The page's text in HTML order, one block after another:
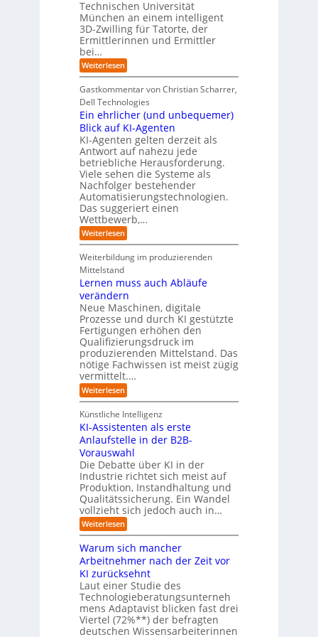
o
u
t
e
-
H
e
r
s
t
e
l
l
e
r
n
n
K
I
-
r
o
j
e
k
t
e
i
n
d
e
r
I
n
d
u
s
t
r
i
e
e
m
ö
g
l
i
c
h
e
n
d
e
s
C
b
e
r
r
s
i
k
o
,
w
a
c
h
s
e
n
d
e
R
a
n
o
m
w
a
r
e
-
G
e
f
a
h
e
s
L
e
e
n
f
ü
r
I
n
d
u
s
t
r
i
e
r
o
b
o
t
r
Technischen Universität
München an einem intelligent
3D-Zwilling für Tatorte, der
Ermittlerinnen und Ermittler
bei…
Weiterlesen:
E
n
3
D
-
Z
w
i
l
l
i
n
g
f
ü
r
T
a
t
o
r
t
e
Gastkommentar von Christian Scharrer,
Dell Technologies
Ein ehrlicher (und unbequemer)
Blick auf KI-Agenten
KI-Agenten gelten derzeit als
Antwort auf nahezu jede
betriebliche Herausforderung.
Viele sehen die Systeme als
Nachfolger bestehender
Automatisierungstechnologien.
Das suggeriert einen
Wettbewerb,…
Weiterlesen:
E
n
e
h
r
l
i
c
h
e
r
(
u
n
d
u
n
e
q
u
e
m
e
r
)
B
l
i
k
a
u
f
K
I
-
A
g
Weiterbildung im produzierenden
Mittelstand
Lernen muss auch Abläufe
verändern
Neue Maschinen, digitale
Prozesse und durch KI gestützte
Fertigungen erhöhen den
Qualifizierungsdruck im
produzierenden Mittelstand. Das
nötige Fachwissen ist meist zügig
vermittelt.…
Weiterlesen:
L
e
r
n
e
n
m
u
s
s
a
u
c
h
A
b
l
u
f
e
v
e
r
Künstliche Intelligenz
KI-Assistenten als erste
Anlaufstelle in der B2B-
Vorauswahl
Die Debatte über KI in der
Industrie richtet sich meist auf
Produktion, Instandhaltung und
Qualitätssicherung. Ein Wandel
vollzieht sich jedoch auch in…
Weiterlesen:
K
I
-
A
s
s
i
s
t
e
n
Warum sich mancher
Arbeitnehmer nach der Zeit vor
KI zurücksehnt
Laut einer Studie des
Technologieberatungsunterneh
mens Adaptavist blicken fast drei
Viertel (72%**) der befragten
deutschen Wissensarbeiterinnen